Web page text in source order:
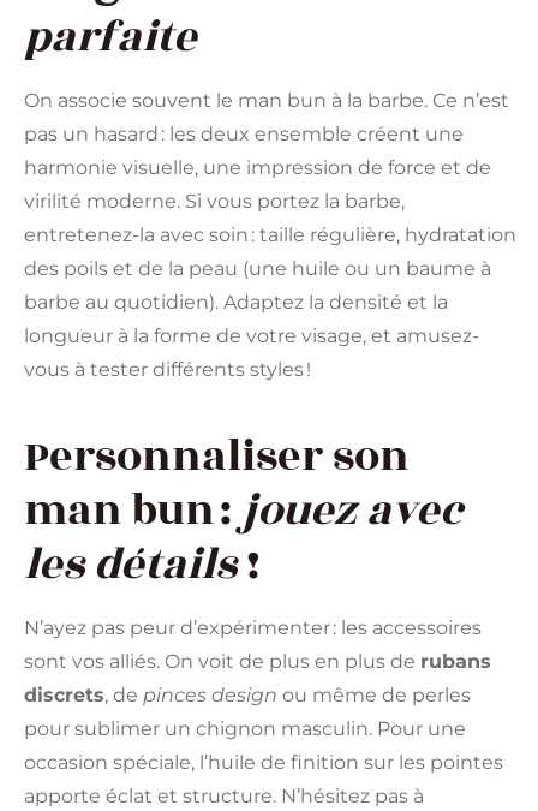
parfaite
On associe souvent le man bun à la barbe. Ce n’est
pas un hasard : les deux ensemble créent une
harmonie visuelle, une impression de force et de
virilité moderne. Si vous portez la barbe,
entretenez-la avec soin : taille régulière, hydratation
des poils et de la peau (une huile ou un baume à
barbe au quotidien). Adaptez la densité et la
longueur à la forme de votre visage, et amusez-
vous à tester différents styles !
Personnaliser son
man bun :jouez avec
les détails!
N’ayez pas peur d’expérimenter : les accessoires
sont vos alliés. On voit de plus en plus de rubans
discrets, de pinces design ou même de perles
pour sublimer un chignon masculin. Pour une
occasion spéciale, l’huile de finition sur les pointes
apporte éclat et structure. N’hésitez pas à